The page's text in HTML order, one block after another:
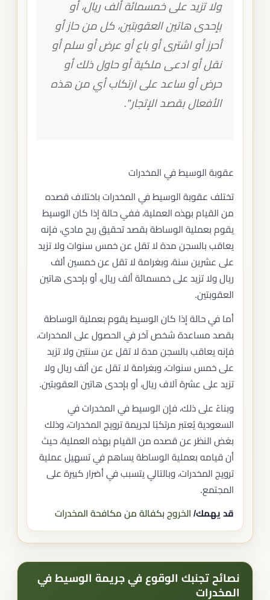
ولا تزيد على خمسمائة ألف ريال، أو
بإحدى هاتين العقوبتين، كل من حاز أو
أحرز أو اشترى أو باع أو عرض أو سلم أو
نقل أو ادعى ملكية أو حاول ذلك أو
حرض أو ساعد على ارتكاب أي من هذه
الأفعال بقصد الإتجار”.
عقوبة الوسيط في المخدرات
تختلف عقوبة الوسيط في المخدرات باختلاف قصده
من القيام بهذه العملية، ففي حالة إذا كان الوسيط
يقوم بعملية الوساطة بقصد تحقيق ربح مادي، فإنه
يعاقب بالسجن مدة لا تقل عن خمس سنوات ولا تزيد
على عشرين سنة، وبغرامة لا تقل عن خمسين ألف
ريال ولا تزيد على خمسمائة ألف ريال، أو بإحدى هاتين
العقوبتين.
أما في حالة إذا كان الوسيط يقوم بعملية الوساطة
بقصد مساعدة شخص آخر في الحصول على المخدرات،
فإنه يعاقب بالسجن مدة لا تقل عن سنتين ولا تزيد
على خمس سنوات، وبغرامة لا تقل عن ألف ريال ولا
تزيد على عشرة آلاف ريال، أو بإحدى هاتين العقوبتين.
وبناءً على ذلك، فإن الوسيط في المخدرات في
السعودية يُعتبر مرتكبًا لجريمة ترويج المخدرات، وذلك
بغض النظر عن قصده من القيام بهذه العملية، حيث
أن قيامه بعملية الوساطة يساهم في تسهيل عملية
ترويج المخدرات، وبالتالي يتسبب في أضرار كبيرة على
المجتمع.
قد يهمك/ الخروج بكفالة من مكافحة المخدرات
نصائح تجنبك الوقوع في جريمة الوسيط في
المخدرات